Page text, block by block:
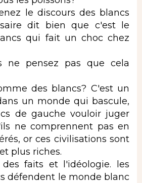
le discours des blancs
dit bien que c'est le
qui fait un choc chez
ne pensez pas que cela
des blancs? C'est un
un monde qui bascule,
de gauche vouloir juger
ne comprennent pas en
or ces civilisations sont
plus riches.
faits et l'idéologie. les
défendent le monde blanc